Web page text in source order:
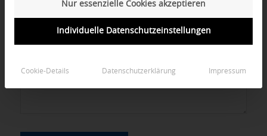
Nur essenzielle Cookies akzeptieren
Individuelle Datenschutzeinstellungen
Cookie-Details Datenschutzerklärung Impressum